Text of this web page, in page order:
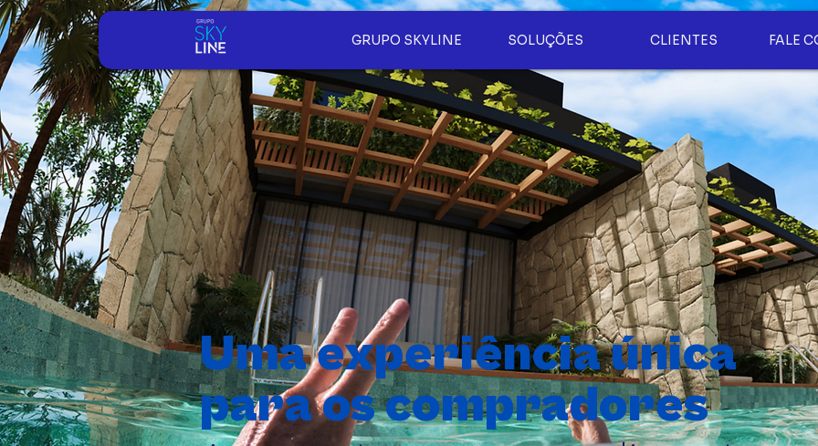
GRUPO SKYLINE SOLUÇÕES CLIENTES FALE
Uma experiência única
para os compradores